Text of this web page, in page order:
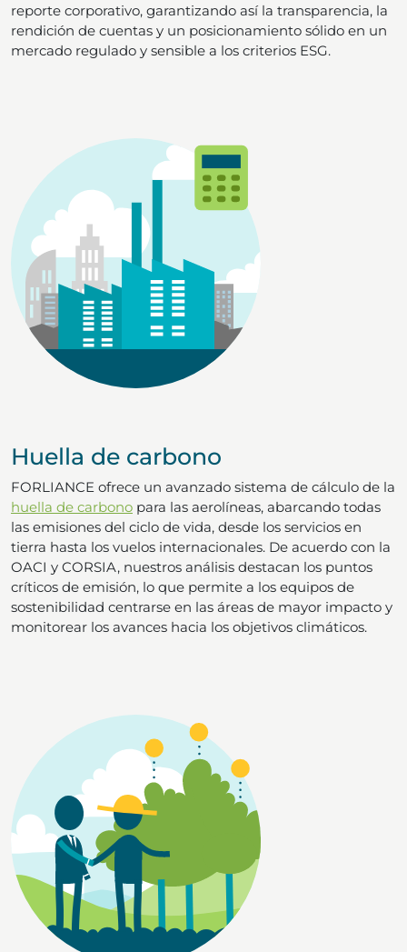
reporte corporativo, garantizando así la transparencia, la
rendición de cuentas y un posicionamiento sólido en un
mercado regulado y sensible a los criterios ESG.
Huella de carbono
FORLIANCE ofrece un avanzado sistema de cálculo de la
huella de carbono para las aerolíneas, abarcando todas
las emisiones del ciclo de vida, desde los servicios en
tierra hasta los vuelos internacionales. De acuerdo con la
OACI y CORSIA, nuestros análisis destacan los puntos
críticos de emisión, lo que permite a los equipos de
sostenibilidad centrarse en las áreas de mayor impacto y
monitorear los avances hacia los objetivos climáticos.